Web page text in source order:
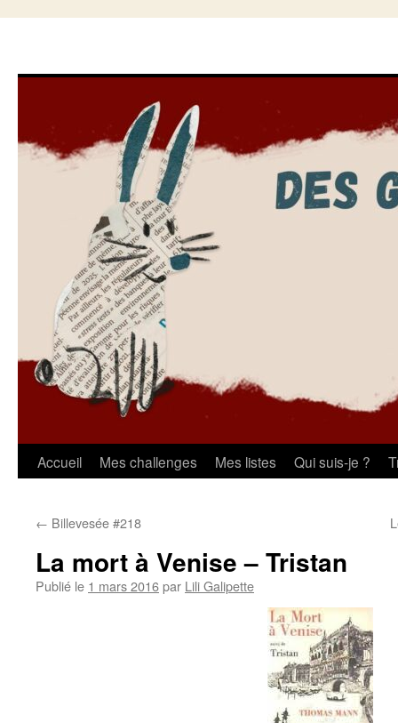
Aller
contenu
Accueil Mes challenges Mes listes Qui suis-je ?
← Billevesée #218
La mort à Venise – Tristan
Publié le 1 mars 2016par Lili Galipette